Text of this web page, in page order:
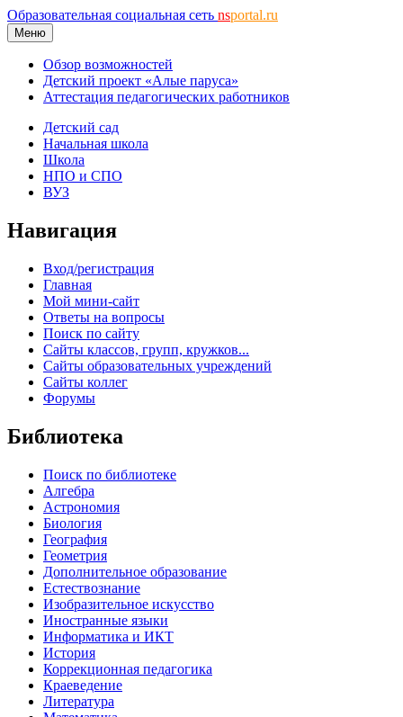
Образовательная социальная сеть nsportal.ru
Меню
Обзор возможностей
Детский проект «Алые паруса»
Аттестация педагогических работников
Детский сад
Начальная школа
Школа
НПО и СПО
ВУЗ
Навигация
Вход/регистрация
Главная
Мой мини-сайт
Ответы на вопросы
Поиск по сайту
Сайты классов, групп, кружков...
Сайты образовательных учреждений
Сайты коллег
Форумы
Библиотека
Поиск по библиотеке
Алгебра
Астрономия
Биология
География
Геометрия
Дополнительное образование
Естествознание
Изобразительное искусство
Иностранные языки
Информатика и ИКТ
История
Коррекционная педагогика
Краеведение
Литература